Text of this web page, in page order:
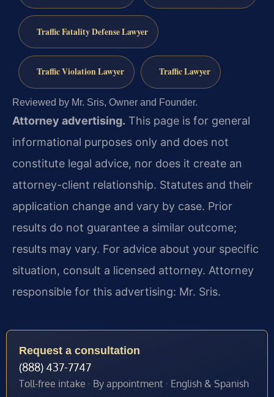
Traffic Fatality Defense Lawyer
Traffic Violation Lawyer Traffic Lawyer
Reviewed by Mr. Sris, Owner and Founder.
Attorney advertising. This page is for general
informational purposes only and does not
constitute legal advice, nor does it create an
attorney-client relationship. Statutes and their
application change and vary by case. Prior
results do not guarantee a similar outcome;
results may vary. For advice about your specific
situation, consult a licensed attorney. Attorney
responsible for this advertising: Mr. Sris.
Request a consultation
(888) 437-7747
Toll-free intake · By appointment · English & Spanish